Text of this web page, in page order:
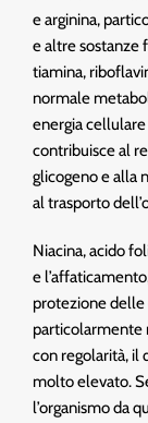
e arginina,
e altre sostanze
tiamina,
normale
energia
contribuisce al
glicogeno e alla
al trasporto
Niacina, acido
e
protezione delle
particolarmente
con regolarità, il
molto elevato.
l’organismo da